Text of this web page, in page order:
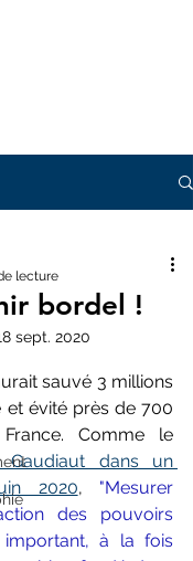
bordel !
lecture
sept. 2020
sur 5.
sauvé 3 millions
et évité près de 700
Comme le
Gaudiaut dans un
2020, "Mesurer
des pouvoirs
à la fois